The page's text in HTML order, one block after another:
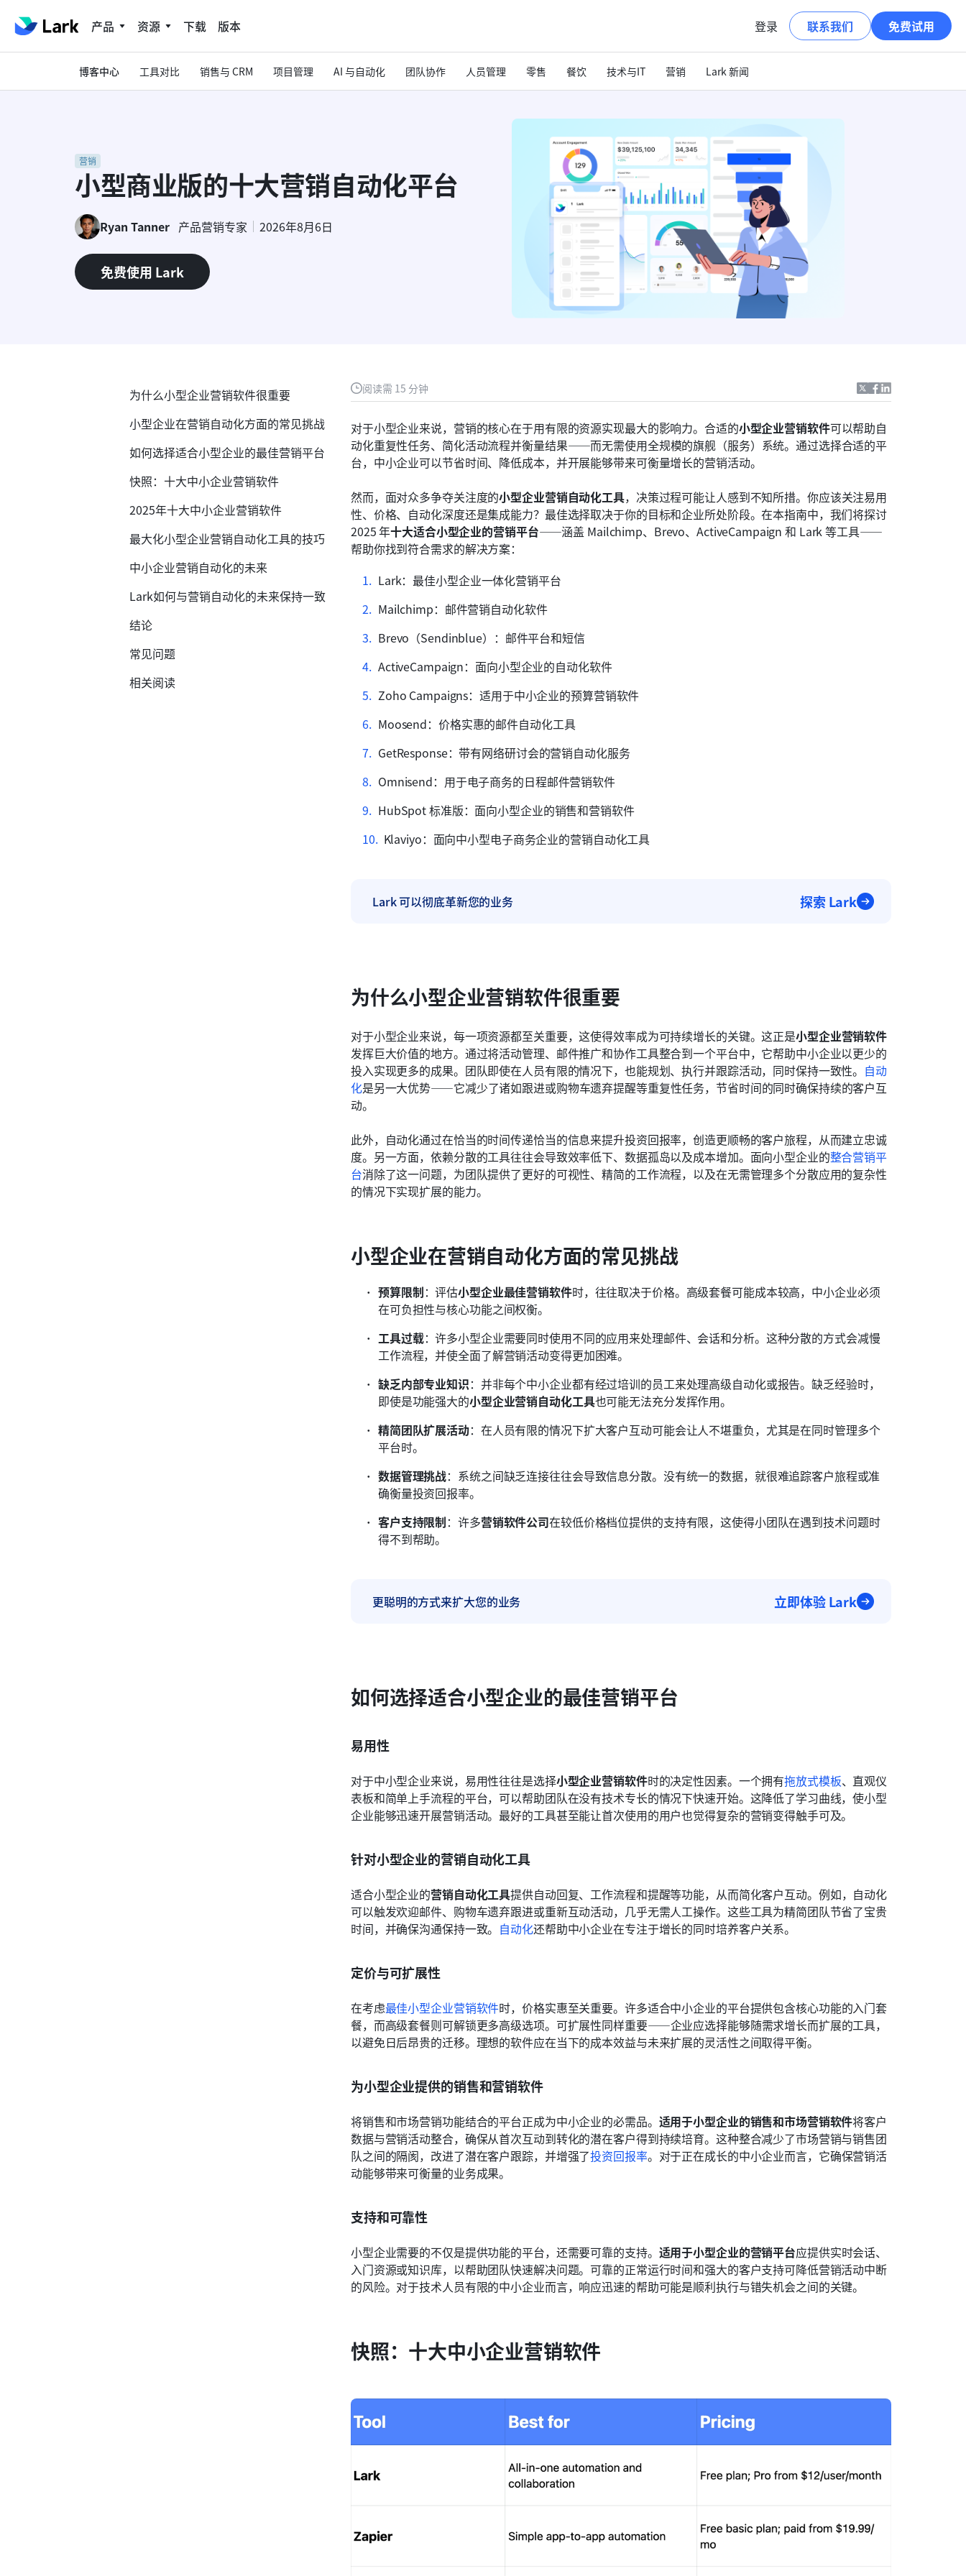
产品 资源 下载 版本 登录 联系我们 免费试用
博客中心 工具对比 销售与 CRM 项目管理 AI 与自动化 团队协作 人员管理 零售 餐饮 技术与IT 营销 Lark 新闻
营销
小型商业版的十大营销自动化平台
Ryan Tanner 产品营销专家 2026年8月6日
免费使用 Lark
阅读需 15 分钟
对于小型企业来说，营销的核心在于用有限的资源实现最大的影响力。合适的小型企业营销软件可以帮助自
动化重复性任务、简化活动流程并衡量结果——而无需使用全规模的旗舰（服务）系统。通过选择合适的平
台，中小企业可以节省时间、降低成本，并开展能够带来可衡量增长的营销活动。
然而，面对众多争夺关注度的小型企业营销自动化工具，决策过程可能让人感到不知所措。你应该关注易用
性、价格、自动化深度还是集成能力？最佳选择取决于你的目标和企业所处阶段。在本指南中，我们将探讨
2025 年十大适合小型企业的营销平台——涵盖 Mailchimp、Brevo、ActiveCampaign 和 Lark 等工具——
帮助你找到符合需求的解决方案：
Lark：最佳小型企业一体化营销平台
Mailchimp：邮件营销自动化软件
Brevo（Sendinblue）：邮件平台和短信
ActiveCampaign：面向小型企业的自动化软件
Zoho Campaigns：适用于中小企业的预算营销软件
Moosend：价格实惠的邮件自动化工具
GetResponse：带有网络研讨会的营销自动化服务
Omnisend：用于电子商务的日程邮件营销软件
HubSpot 标准版：面向小型企业的销售和营销软件
Klaviyo：面向中小型电子商务企业的营销自动化工具
Lark 可以彻底革新您的业务 探索 Lark
为什么小型企业营销软件很重要
对于小型企业来说，每一项资源都至关重要，这使得效率成为可持续增长的关键。这正是小型企业营销软件
发挥巨大价值的地方。通过将活动管理、邮件推广和协作工具整合到一个平台中，它帮助中小企业以更少的
投入实现更多的成果。团队即使在人员有限的情况下，也能规划、执行并跟踪活动，同时保持一致性。 自动
化是另一大优势——它减少了诸如跟进或购物车遗弃提醒等重复性任务，节省时间的同时确保持续的客户互
动。
此外，自动化通过在恰当的时间传递恰当的信息来提升投资回报率，创造更顺畅的客户旅程，从而建立忠诚
度。另一方面，依赖分散的工具往往会导致效率低下、数据孤岛以及成本增加。面向小型企业的整合营销平
台消除了这一问题，为团队提供了更好的可视性、精简的工作流程，以及在无需管理多个分散应用的复杂性
的情况下实现扩展的能力。
小型企业在营销自动化方面的常见挑战
预算限制：评估小型企业最佳营销软件时，往往取决于价格。高级套餐可能成本较高，中小企业必须
在可负担性与核心功能之间权衡。
工具过载：许多小型企业需要同时使用不同的应用来处理邮件、会话和分析。这种分散的方式会减慢
工作流程，并使全面了解营销活动变得更加困难。
缺乏内部专业知识：并非每个中小企业都有经过培训的员工来处理高级自动化或报告。缺乏经验时，
即使是功能强大的小型企业营销自动化工具也可能无法充分发挥作用。
精简团队扩展活动：在人员有限的情况下扩大客户互动可能会让人不堪重负，尤其是在同时管理多个
平台时。
数据管理挑战：系统之间缺乏连接往往会导致信息分散。没有统一的数据，就很难追踪客户旅程或准
确衡量投资回报率。
客户支持限制：许多营销软件公司在较低价格档位提供的支持有限，这使得小团队在遇到技术问题时
得不到帮助。
更聪明的方式来扩大您的业务 立即体验 Lark
如何选择适合小型企业的最佳营销平台
易用性
对于中小型企业来说，易用性往往是选择小型企业营销软件时的决定性因素。一个拥有拖放式模板、直观仪
表板和简单上手流程的平台，可以帮助团队在没有技术专长的情况下快速开始。这降低了学习曲线，使小型
企业能够迅速开展营销活动。最好的工具甚至能让首次使用的用户也觉得复杂的营销变得触手可及。
针对小型企业的营销自动化工具
适合小型企业的营销自动化工具提供自动回复、工作流程和提醒等功能，从而简化客户互动。例如，自动化
可以触发欢迎邮件、购物车遗弃跟进或重新互动活动，几乎无需人工操作。这些工具为精简团队节省了宝贵
时间，并确保沟通保持一致。 自动化还帮助中小企业在专注于增长的同时培养客户关系。
定价与可扩展性
在考虑最佳小型企业营销软件时，价格实惠至关重要。许多适合中小企业的平台提供包含核心功能的入门套
餐，而高级套餐则可解锁更多高级选项。可扩展性同样重要——企业应选择能够随需求增长而扩展的工具，
以避免日后昂贵的迁移。理想的软件应在当下的成本效益与未来扩展的灵活性之间取得平衡。
为小型企业提供的销售和营销软件
将销售和市场营销功能结合的平台正成为中小企业的必需品。 适用于小型企业的销售和市场营销软件将客户
数据与营销活动整合，确保从首次互动到转化的潜在客户得到持续培育。这种整合减少了市场营销与销售团
队之间的隔阂，改进了潜在客户跟踪，并增强了投资回报率。对于正在成长的中小企业而言，它确保营销活
动能够带来可衡量的业务成果。
支持和可靠性
小型企业需要的不仅是提供功能的平台，还需要可靠的支持。 适用于小型企业的营销平台应提供实时会话、
入门资源或知识库，以帮助团队快速解决问题。可靠的正常运行时间和强大的客户支持可降低营销活动中断
的风险。对于技术人员有限的中小企业而言，响应迅速的帮助可能是顺利执行与错失机会之间的关键。
快照：十大中小企业营销软件
为什么小型企业营销软件很重要
小型企业在营销自动化方面的常见挑战
如何选择适合小型企业的最佳营销平台
快照：十大中小企业营销软件
2025年十大中小企业营销软件
最大化小型企业营销自动化工具的技巧
中小企业营销自动化的未来
Lark如何与营销自动化的未来保持一致
结论
常见问题
相关阅读